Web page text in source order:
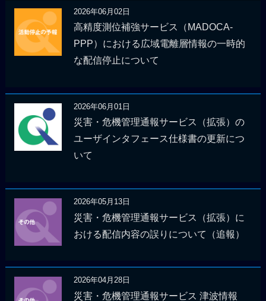
2026年06月02日
高精度測位補強サービス（MADOCA-
PPP）における広域電離層情報の一時的
な配信停止について
2026年06月01日
災害・危機管理通報サービス（拡張）の
ユーザインタフェース仕様書の更新につ
いて
2026年05月13日
災害・危機管理通報サービス（拡張）に
おける配信内容の誤りについて（追報）
2026年04月28日
災害・危機管理通報サービス 津波情報